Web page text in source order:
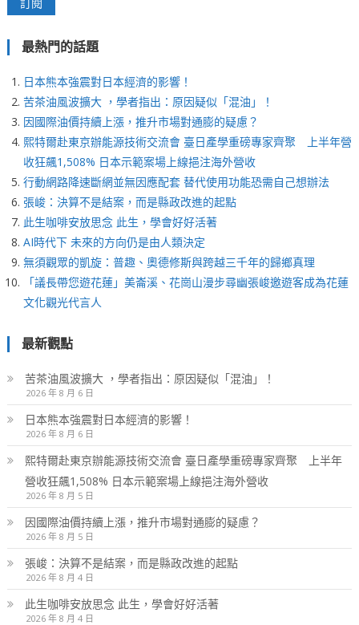
最熱門的話題
日本熊本強震對日本經濟的影響！
苦茶油風波擴大 ，學者指出：原因疑似「混油」！
因國際油價持續上漲，推升市場對通膨的疑慮？
熙特爾赴東京辦能源技術交流會 臺日產學重磅專家齊聚 上半年營
收狂飆1,508% 日本示範案場上線挹注海外營收
行動網路降速斷網並無因應配套 替代使用功能恐需自己想辦法
張峻：決算不是結案，而是縣政改進的起點
此生咖啡安放思念 此生，學會好好活著
AI時代下 未來的方向仍是由人類決定
無須觀眾的凱旋：普趣、奧德修斯與跨越三千年的歸鄉真理
「議長帶您遊花蓮」美崙溪、花崗山漫步尋幽張峻邀遊客成為花蓮
文化觀光代言人
最新觀點
苦茶油風波擴大 ，學者指出：原因疑似「混油」！
2026 年 8 月 6 日
日本熊本強震對日本經濟的影響！
2026 年 8 月 6 日
熙特爾赴東京辦能源技術交流會 臺日產學重磅專家齊聚 上半年
營收狂飆1,508% 日本示範案場上線挹注海外營收
2026 年 8 月 5 日
因國際油價持續上漲，推升市場對通膨的疑慮？
2026 年 8 月 5 日
張峻：決算不是結案，而是縣政改進的起點
2026 年 8 月 4 日
此生咖啡安放思念 此生，學會好好活著
2026 年 8 月 4 日